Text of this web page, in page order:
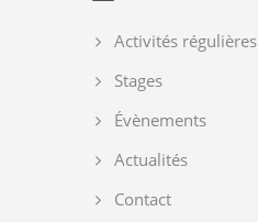
Activités régulières
Stages
Évènements
Actualités
Contact